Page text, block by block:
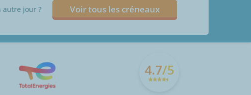
autre jour ? Voir tous les créneaux
4.7/5